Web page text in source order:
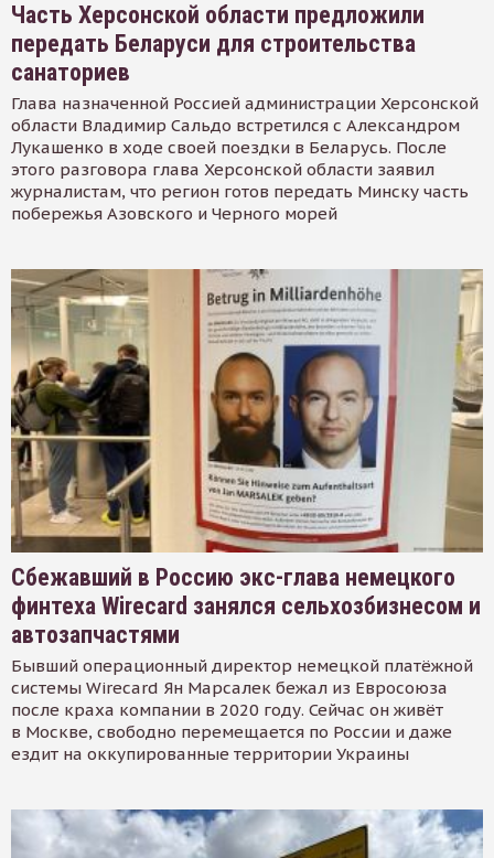
Часть Херсонской области предложили
передать Беларуси для строительства
санаториев
Глава назначенной Россией администрации Херсонской
области Владимир Сальдо встретился с Александром
Лукашенко в ходе своей поездки в Беларусь. После
этого разговора глава Херсонской области заявил
журналистам, что регион готов передать Минску часть
побережья Азовского и Черного морей
Сбежавший в Россию экс-глава немецкого
финтеха Wirecard занялся сельхозбизнесом и
автозапчастями
Бывший операционный директор немецкой платёжной
системы Wirecard Ян Марсалек бежал из Евросоюза
после краха компании в 2020 году. Сейчас он живёт
в Москве, свободно перемещается по России и даже
ездит на оккупированные территории Украины